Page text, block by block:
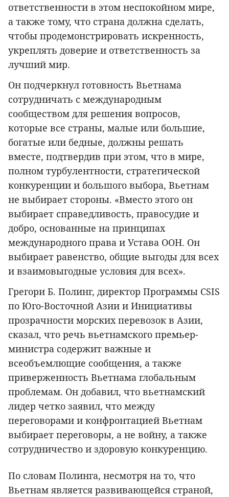
ответственности в этом неспокойном мире,
а также тому, что страна должна сделать,
чтобы продемонстрировать искренность,
укреплять доверие и ответственность за
лучший мир.
Он подчеркнул готовность Вьетнама
сотрудничать с международным
сообществом для решения вопросов,
которые все страны, малые или большие,
богатые или бедные, должны решать
вместе, подтвердив при этом, что в мире,
полном турбулентности, стратегической
конкуренции и большого выбора, Вьетнам
не выбирает стороны. «Вместо этого он
выбирает справедливость, правосудие и
добро, основанные на принципах
международного права и Устава ООН. Он
выбирает равенство, общие выгоды для всех
и взаимовыгодные условия для всех».
Грегори Б. Полинг, директор Программы CSIS
по Юго-Восточной Азии и Инициативы
прозрачности морских перевозок в Азии,
сказал, что речь вьетнамского премьер-
министра содержит важные и
всеобъемлющие сообщения, а также
приверженность Вьетнама глобальным
проблемам. Он добавил, что вьетнамский
лидер четко заявил, что между
переговорами и конфронтацией Вьетнам
выбирает переговоры, а не войну, а также
сотрудничество и здоровую конкуренцию.
По словам Полинга, несмотря на то, что
Вьетнам является развивающейся страной,